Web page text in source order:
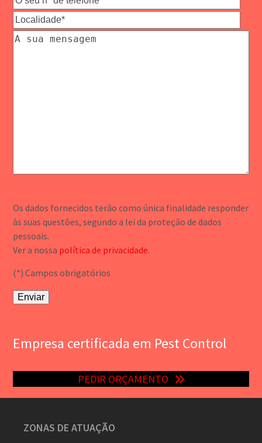
Os dados fornecidos terão como única finalidade responder
às suas questões, segundo a lei da proteção de dados
pessoais.
Ver a nossa política de privacidade.
(*) Campos obrigatórios
Empresa certificada em Pest Control
PEDIR ORÇAMENTO
ZONAS DE ATUAÇÃO